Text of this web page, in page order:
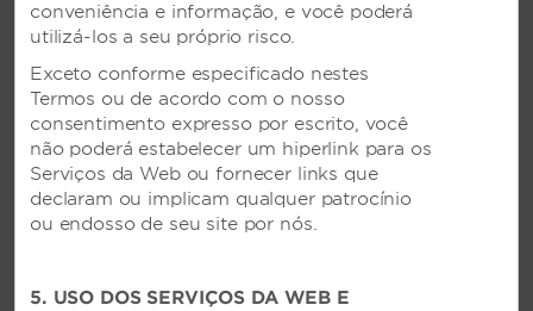
100% da propriedade é para não fumantes
Check-in - Antecipado
Check-in - Express
Check-out - Express
Check-out - Tardio
conveniência e informação, e você poderá
utilizá-los a seu próprio risco.
Exceto conforme especificado nestes
Termos ou de acordo com o nosso
consentimento expresso por escrito, você
não poderá estabelecer um hiperlink para os
Serviços da Web ou fornecer links que
declaram ou implicam qualquer patrocínio
ou endosso de seu site por nós.
5. USO DOS SERVIÇOS DA WEB E